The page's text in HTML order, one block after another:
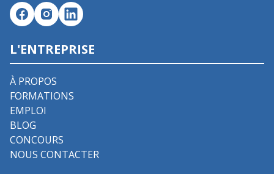
L'ENTREPRISE
À PROPOS
FORMATIONS
EMPLOI
BLOG
CONCOURS
NOUS CONTACTER